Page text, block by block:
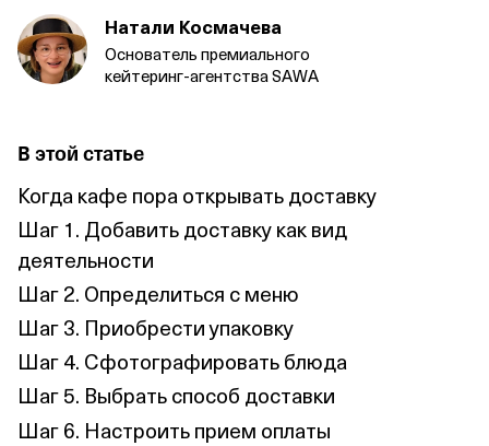
Натали Космачева
Основатель премиального
кейтеринг‑агентства SAWA
В этой статье
Когда кафе пора открывать доставку
Шаг 1. Добавить доставку как вид
деятельности
Шаг 2. Определиться с меню
Шаг 3. Приобрести упаковку
Шаг 4. Сфотографировать блюда
Шаг 5. Выбрать способ доставки
Шаг 6. Настроить прием оплаты